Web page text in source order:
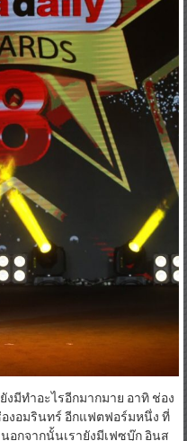
งมีทำอะไรอีกมากมาย อาทิ ช่อง
งอมรินทร์ อีกแฟตฟอร์มหนึ่ง ที่
อกจากนั้นเรายังมีเฟซบุ๊ก อินส